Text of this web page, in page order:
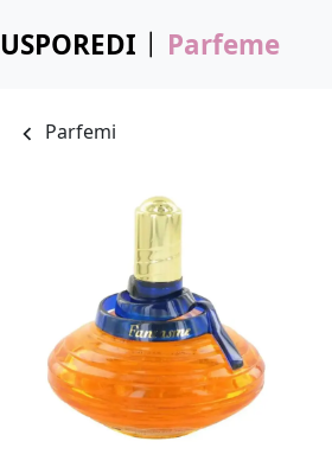
USPOREDI Parfeme
Parfemi